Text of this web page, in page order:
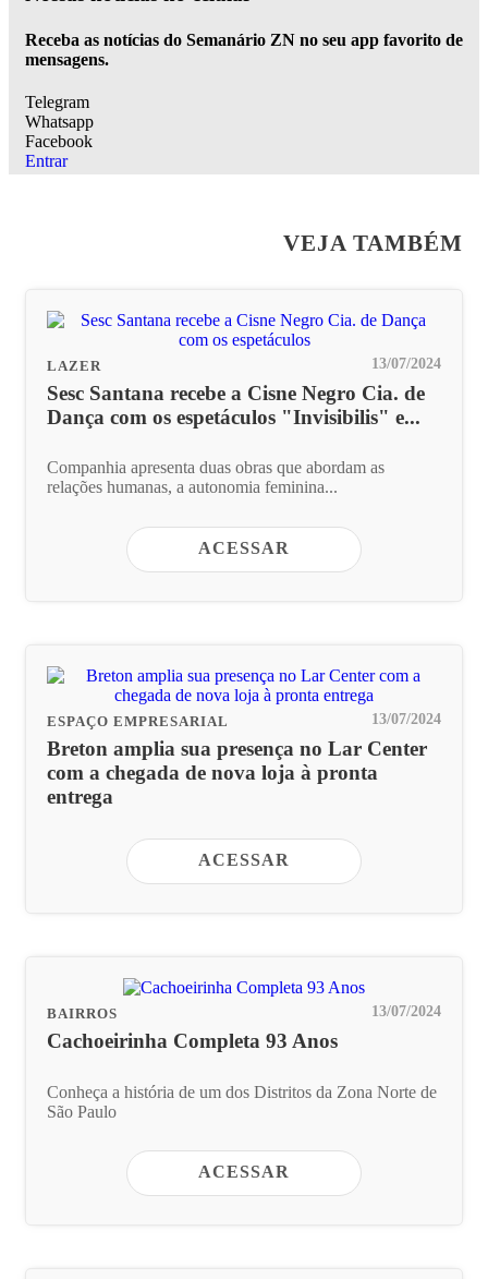
Receba as notícias do Semanário ZN no seu app favorito de
mensagens.
Telegram
Whatsapp
Facebook
Entrar
VEJA TAMBÉM
LAZER 13/07/2024
Sesc Santana recebe a Cisne Negro Cia. de
Dança com os espetáculos "Invisibilis" e...
Companhia apresenta duas obras que abordam as
relações humanas, a autonomia feminina...
ACESSAR
ESPAÇO EMPRESARIAL 13/07/2024
Breton amplia sua presença no Lar Center
com a chegada de nova loja à pronta
entrega
ACESSAR
BAIRROS 13/07/2024
Cachoeirinha Completa 93 Anos
Conheça a história de um dos Distritos da Zona Norte de
São Paulo
ACESSAR